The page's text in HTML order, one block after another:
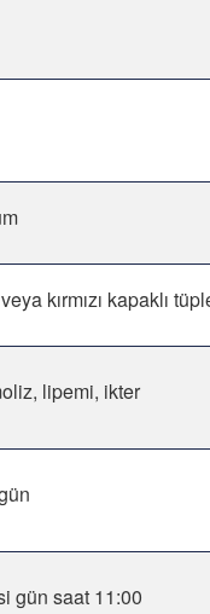
kırmızı kapaklı
lipemi, ikter
gün saat 11:00